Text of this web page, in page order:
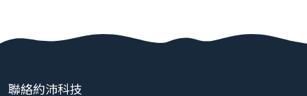
聯絡約沛科技